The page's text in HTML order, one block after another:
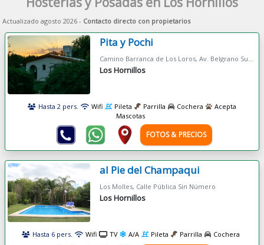
Actualizado agosto 2026 - Contacto directo con propietarios
Pita y Pochi
Los Hornillos
Hasta 2 pers. Wifi Pileta Parrilla Cochera
Acepta
Mascotas
FOTOS & PRECIOS
al Pie del Champaqui
Los Molles, Calle Pública Sin Número
Los Hornillos
Hasta 6 pers. Wifi TV A/A Pileta Parrilla Cochera